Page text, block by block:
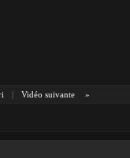
| Vidéo suivante »